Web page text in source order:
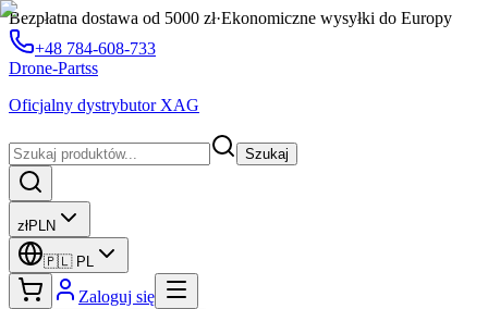
Bezpłatna dostawa od 5000 zł·Ekonomiczne wysyłki do Europy
+48 784-608-733
Drone-Partss
Oficjalny dystrybutor XAG
Szukaj
złPLN
🇵🇱 PL
Zaloguj się